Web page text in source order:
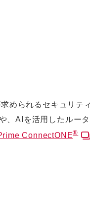
められるセキュリテ
、AIを活用したルー
ConnectONE®